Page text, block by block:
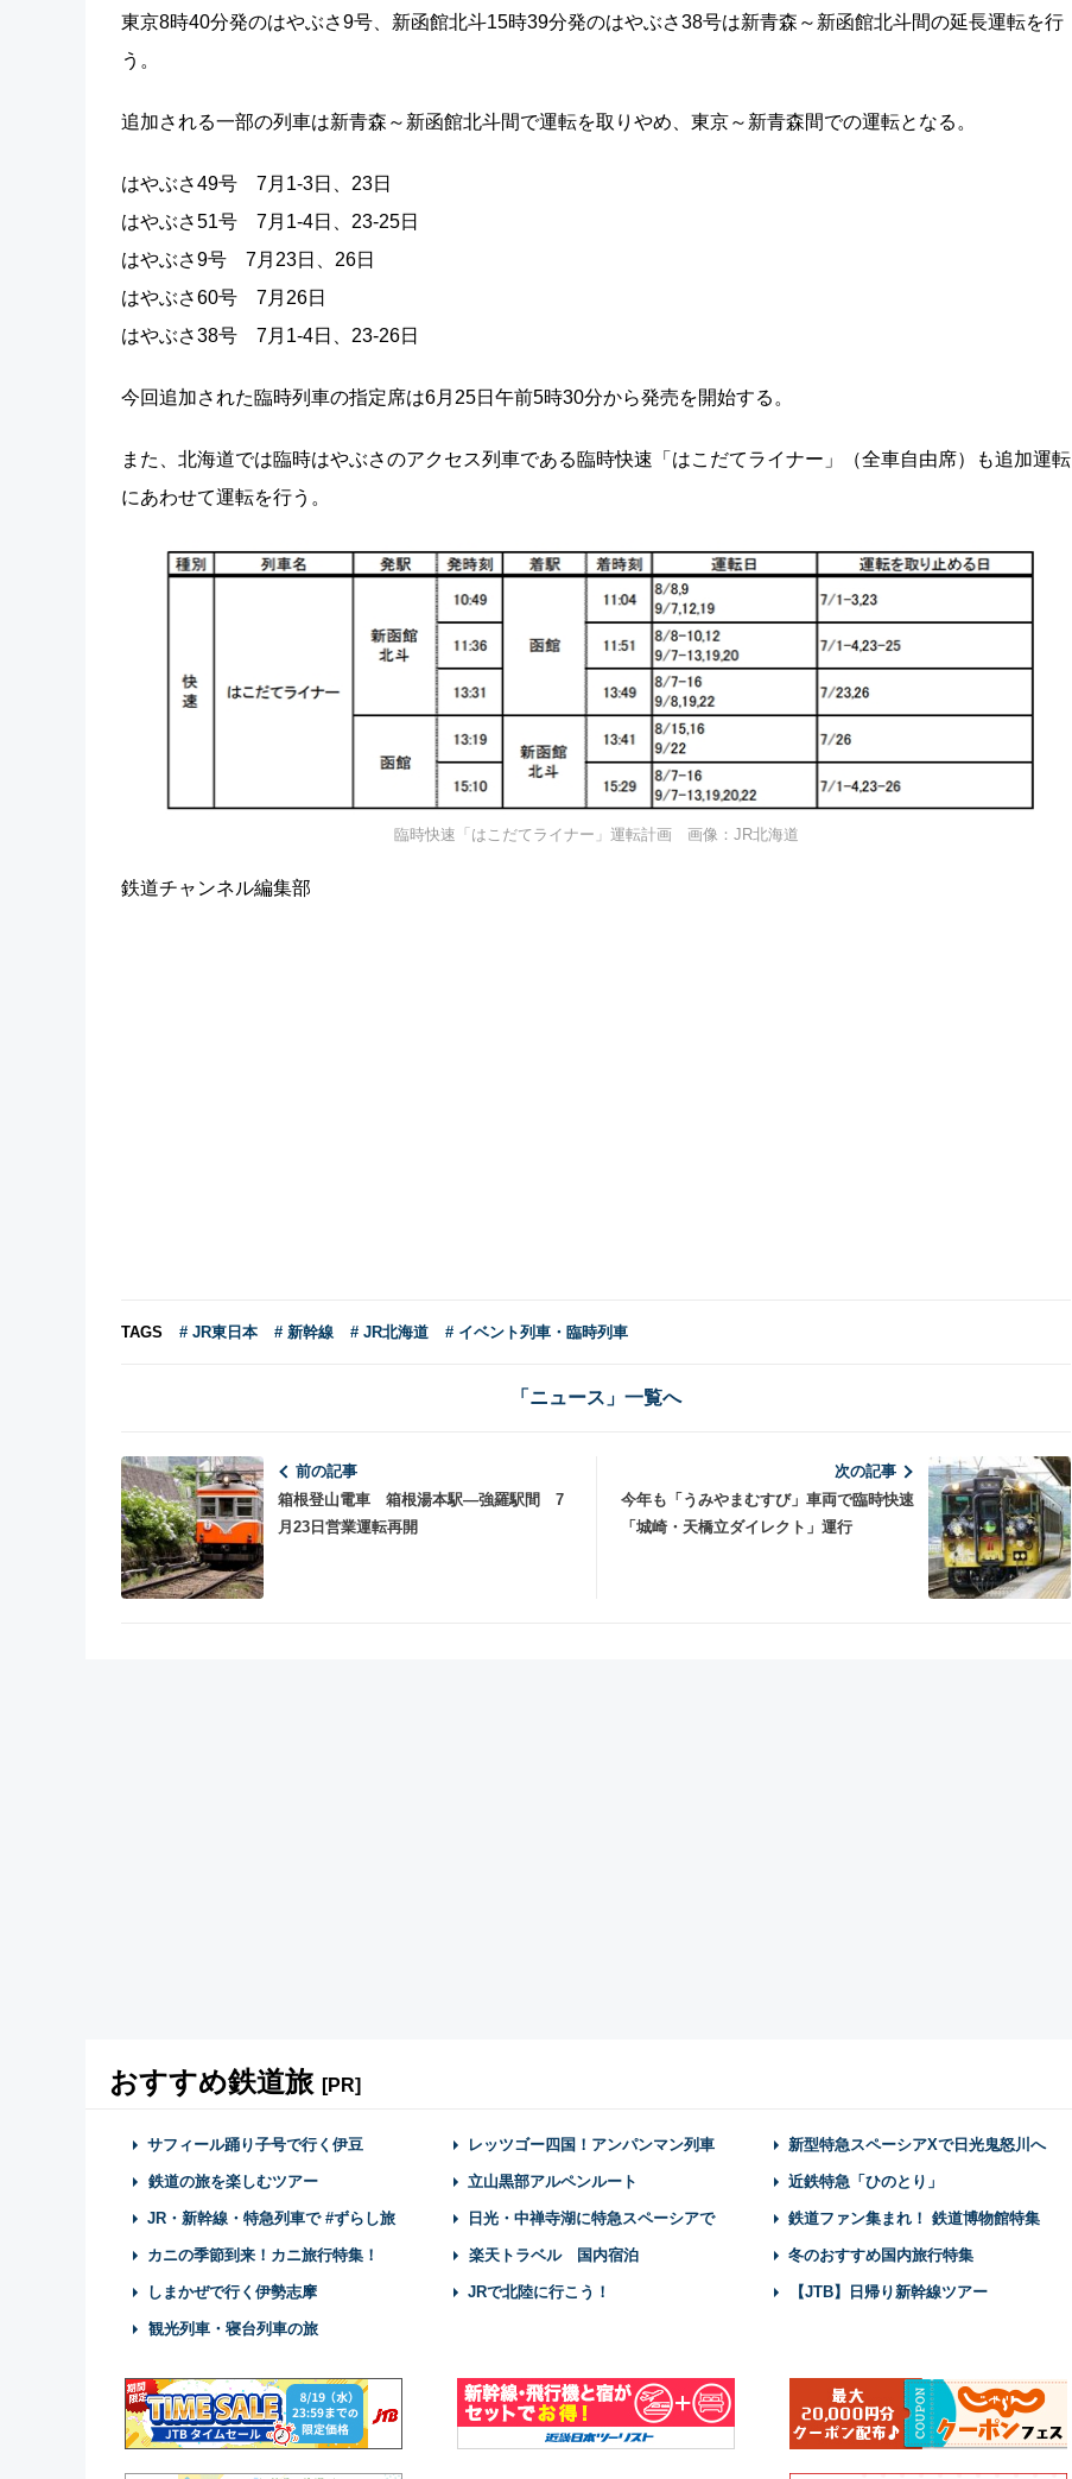
東京8時40分発のはやぶさ9号、新函館北斗15時39分発のはやぶさ38号は新青森～新函館北斗間の延長運転を行
う。
追加される一部の列車は新青森～新函館北斗間で運転を取りやめ、東京～新青森間での運転となる。
はやぶさ49号 7月1-3日、23日
はやぶさ51号 7月1-4日、23-25日
はやぶさ9号 7月23日、26日
はやぶさ60号 7月26日
はやぶさ38号 7月1-4日、23-26日
今回追加された臨時列車の指定席は6月25日午前5時30分から発売を開始する。
また、北海道では臨時はやぶさのアクセス列車である臨時快速「はこだてライナー」（全車自由席）も追加運転
にあわせて運転を行う。
臨時快速「はこだてライナー」運転計画 画像：JR北海道
鉄道チャンネル編集部
TAGS # JR東日本 # 新幹線 # JR北海道 # イベント列車・臨時列車
「ニュース」一覧へ
前の記事
箱根登山電車 箱根湯本駅―強羅駅間 7
月23日営業運転再開
次の記事
今年も「うみやまむすび」車両で臨時快速
「城崎・天橋立ダイレクト」運行
おすすめ鉄道旅 [PR]
サフィール踊り子号で行く伊豆 レッツゴー四国！アンパンマン列車 新型特急スペーシアXで日光鬼怒川へ
鉄道の旅を楽しむツアー 立山黒部アルペンルート 近鉄特急「ひのとり」
JR・新幹線・特急列車で #ずらし旅 日光・中禅寺湖に特急スペーシアで 鉄道ファン集まれ！ 鉄道博物館特集
カニの季節到来！カニ旅行特集！ 楽天トラベル 国内宿泊 冬のおすすめ国内旅行特集
しまかぜで行く伊勢志摩 JRで北陸に行こう！ 【JTB】日帰り新幹線ツアー
観光列車・寝台列車の旅